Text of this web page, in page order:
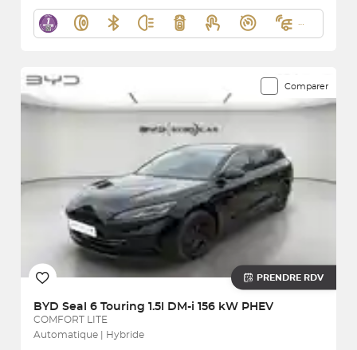
Comparer
PRENDRE RDV
BYD Seal 6 Touring 1.5l DM-i 156 kW PHEV
COMFORT LITE
Automatique | Hybride